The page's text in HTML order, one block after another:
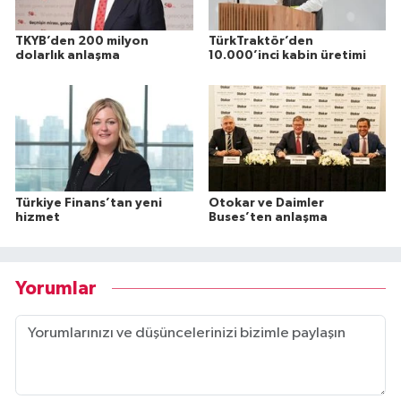
TKYB’den 200 milyon
dolarlık anlaşma
TürkTraktör’den
10.000’inci kabin üretimi
Türkiye Finans’tan yeni
hizmet
Otokar ve Daimler
Buses’ten anlaşma
Yorumlar